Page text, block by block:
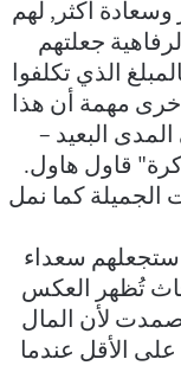
وسعادة أكثر, لهم
جعلتهم
الذي تكلفوا
مهمة أن هذا
البعيد –
قاول هاول.
الجميلة كما نمل
ستجعلهم سعداء
من الأبحاث تُظهر العكس
لأن المال
الأقل عندما